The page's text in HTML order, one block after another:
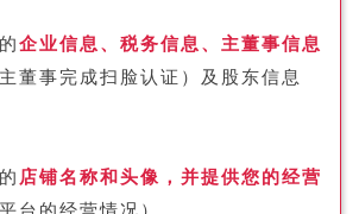
企业信息、税务信息、主董事信息
董事完成扫脸认证）及股东信息
店铺名称和头像，并提供您的经营
台的经营情况）